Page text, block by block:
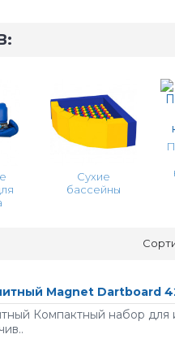
Сухие
бассейны
Magnet Dartboard
Компактный набор для